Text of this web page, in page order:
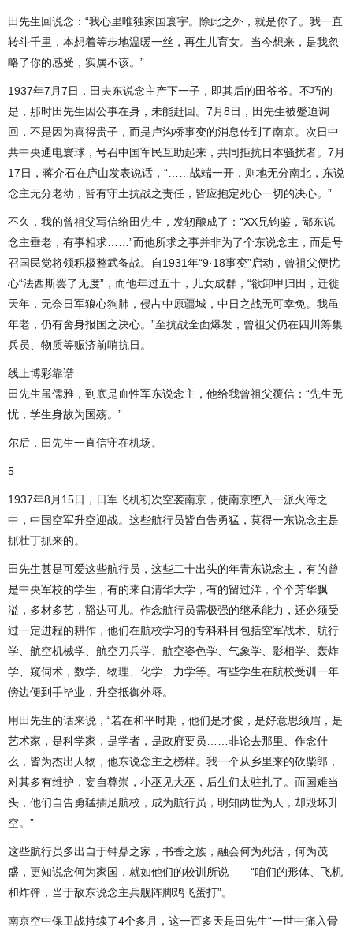
田先生回说念：“我心里唯独家国寰宇。除此之外，就是你了。我一直
转斗千里，本想着等步地温暖一丝，再生儿育女。当今想来，是我忽
略了你的感受，实属不该。”
1937年7月7日，田夫东说念主产下一子，即其后的田爷爷。不巧的
是，那时田先生因公事在身，未能赶回。7月8日，田先生被蹙迫调
回，不是因为喜得贵子，而是卢沟桥事变的消息传到了南京。次日中
共中央通电寰球，号召中国军民互助起来，共同拒抗日本骚扰者。7月
17日，蒋介石在庐山发表说话，“……战端一开，则地无分南北，东说
念主无分老幼，皆有守土抗战之责任，皆应抱定死心一切的决心。”
不久，我的曾祖父写信给田先生，发轫酿成了：“XX兄钧鉴，鄙东说
念主垂老，有事相求……”而他所求之事并非为了个东说念主，而是号
召国民党将领积极整武备战。自1931年“9·18事变”启动，曾祖父便忧
心“法西斯罢了无度”，而他年过五十，儿女成群，“欲卸甲归田，迁徙
天年，无奈日军狼心狗肺，侵占中原疆城，中日之战无可幸免。我虽
年老，仍有舍身报国之决心。”至抗战全面爆发，曾祖父仍在四川筹集
兵员、物质等赈济前哨抗日。
线上博彩靠谱
田先生虽儒雅，到底是血性军东说念主，他给我曾祖父覆信：“先生无
忧，学生身故为国殇。”
尔后，田先生一直信守在机场。
5
1937年8月15日，日军飞机初次空袭南京，使南京堕入一派火海之
中，中国空军升空迎战。这些航行员皆自告勇猛，莫得一东说念主是
抓壮丁抓来的。
田先生甚是可爱这些航行员，这些二十出头的年青东说念主，有的曾
是中央军校的学生，有的来自清华大学，有的留过洋，个个芳华飘
溢，多材多艺，豁达可儿。作念航行员需极强的继承能力，还必须受
过一定进程的耕作，他们在航校学习的专科科目包括空军战术、航行
学、航空机械学、航空刀兵学、航空姿色学、气象学、影相学、轰炸
学、窥伺术，数学、物理、化学、力学等。有些学生在航校受训一年
傍边便到手毕业，升空抵御外辱。
用田先生的话来说，“若在和平时期，他们是才俊，是好意思须眉，是
艺术家，是科学家，是学者，是政府要员……非论去那里、作念什
么，皆为杰出人物，他东说念主之榜样。我一个从乡里来的砍柴郎，
对其多有维护，妄自尊崇，小巫见大巫，后生们太驻扎了。而国难当
头，他们自告勇猛插足航校，成为航行员，明知两世为人，却毁坏升
空。”
这些航行员多出自于钟鼎之家，书香之族，融会何为死活，何为茂
盛，更知说念何为家国，就如他们的校训所说——“咱们的形体、飞机
和炸弹，当于敌东说念主兵舰阵脚鸡飞蛋打”。
南京空中保卫战持续了4个多月，这一百多天是田先生“一世中痛入骨